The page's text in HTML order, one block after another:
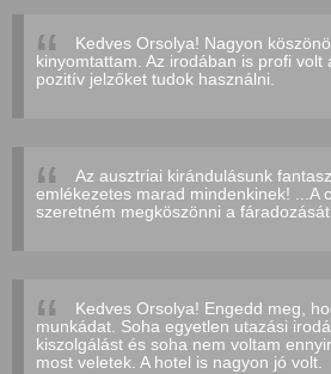
Kedves Orsolya! Nagyon
kinyomtattam. Az irodában is profi volt
pozitív jelzőket tudok használni.
Az ausztriai kirándulásunk
emlékezetes marad mindenkinek! ...A
szeretném megköszönni a
Kedves Orsolya! Engedd meg,
munkádat. Soha egyetlen utazási
kiszolgálást és soha nem voltam
most veletek. A hotel is nagyon jó volt.